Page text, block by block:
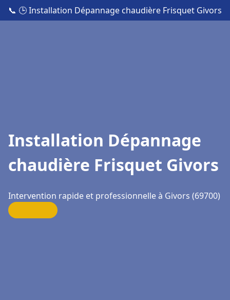
📞 🕒 Installation Dépannage chaudière Frisquet Givors
Installation Dépannage
chaudière Frisquet Givors
Intervention rapide et professionnelle à Givors (69700)